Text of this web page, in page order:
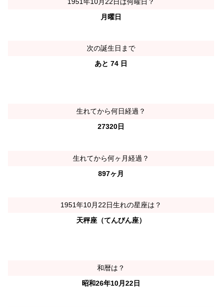
月曜日
次の誕生日まで
あと 74 日
生れてから何日経過？
27320日
生れてから何ヶ月経過？
897ヶ月
1951年10月22日生れの星座は？
天秤座（てんびん座）
和暦は？
昭和26年10月22日